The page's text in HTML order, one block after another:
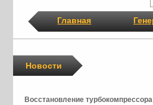
Главная
Новости
Восстановление турбокомпрессора